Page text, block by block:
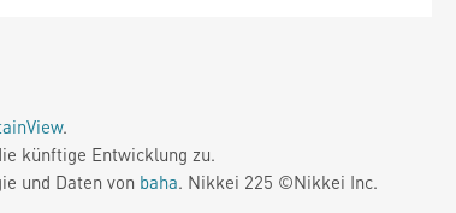
.
künftige Entwicklung zu.
und Daten von baha. Nikkei 225 ©Nikkei Inc.